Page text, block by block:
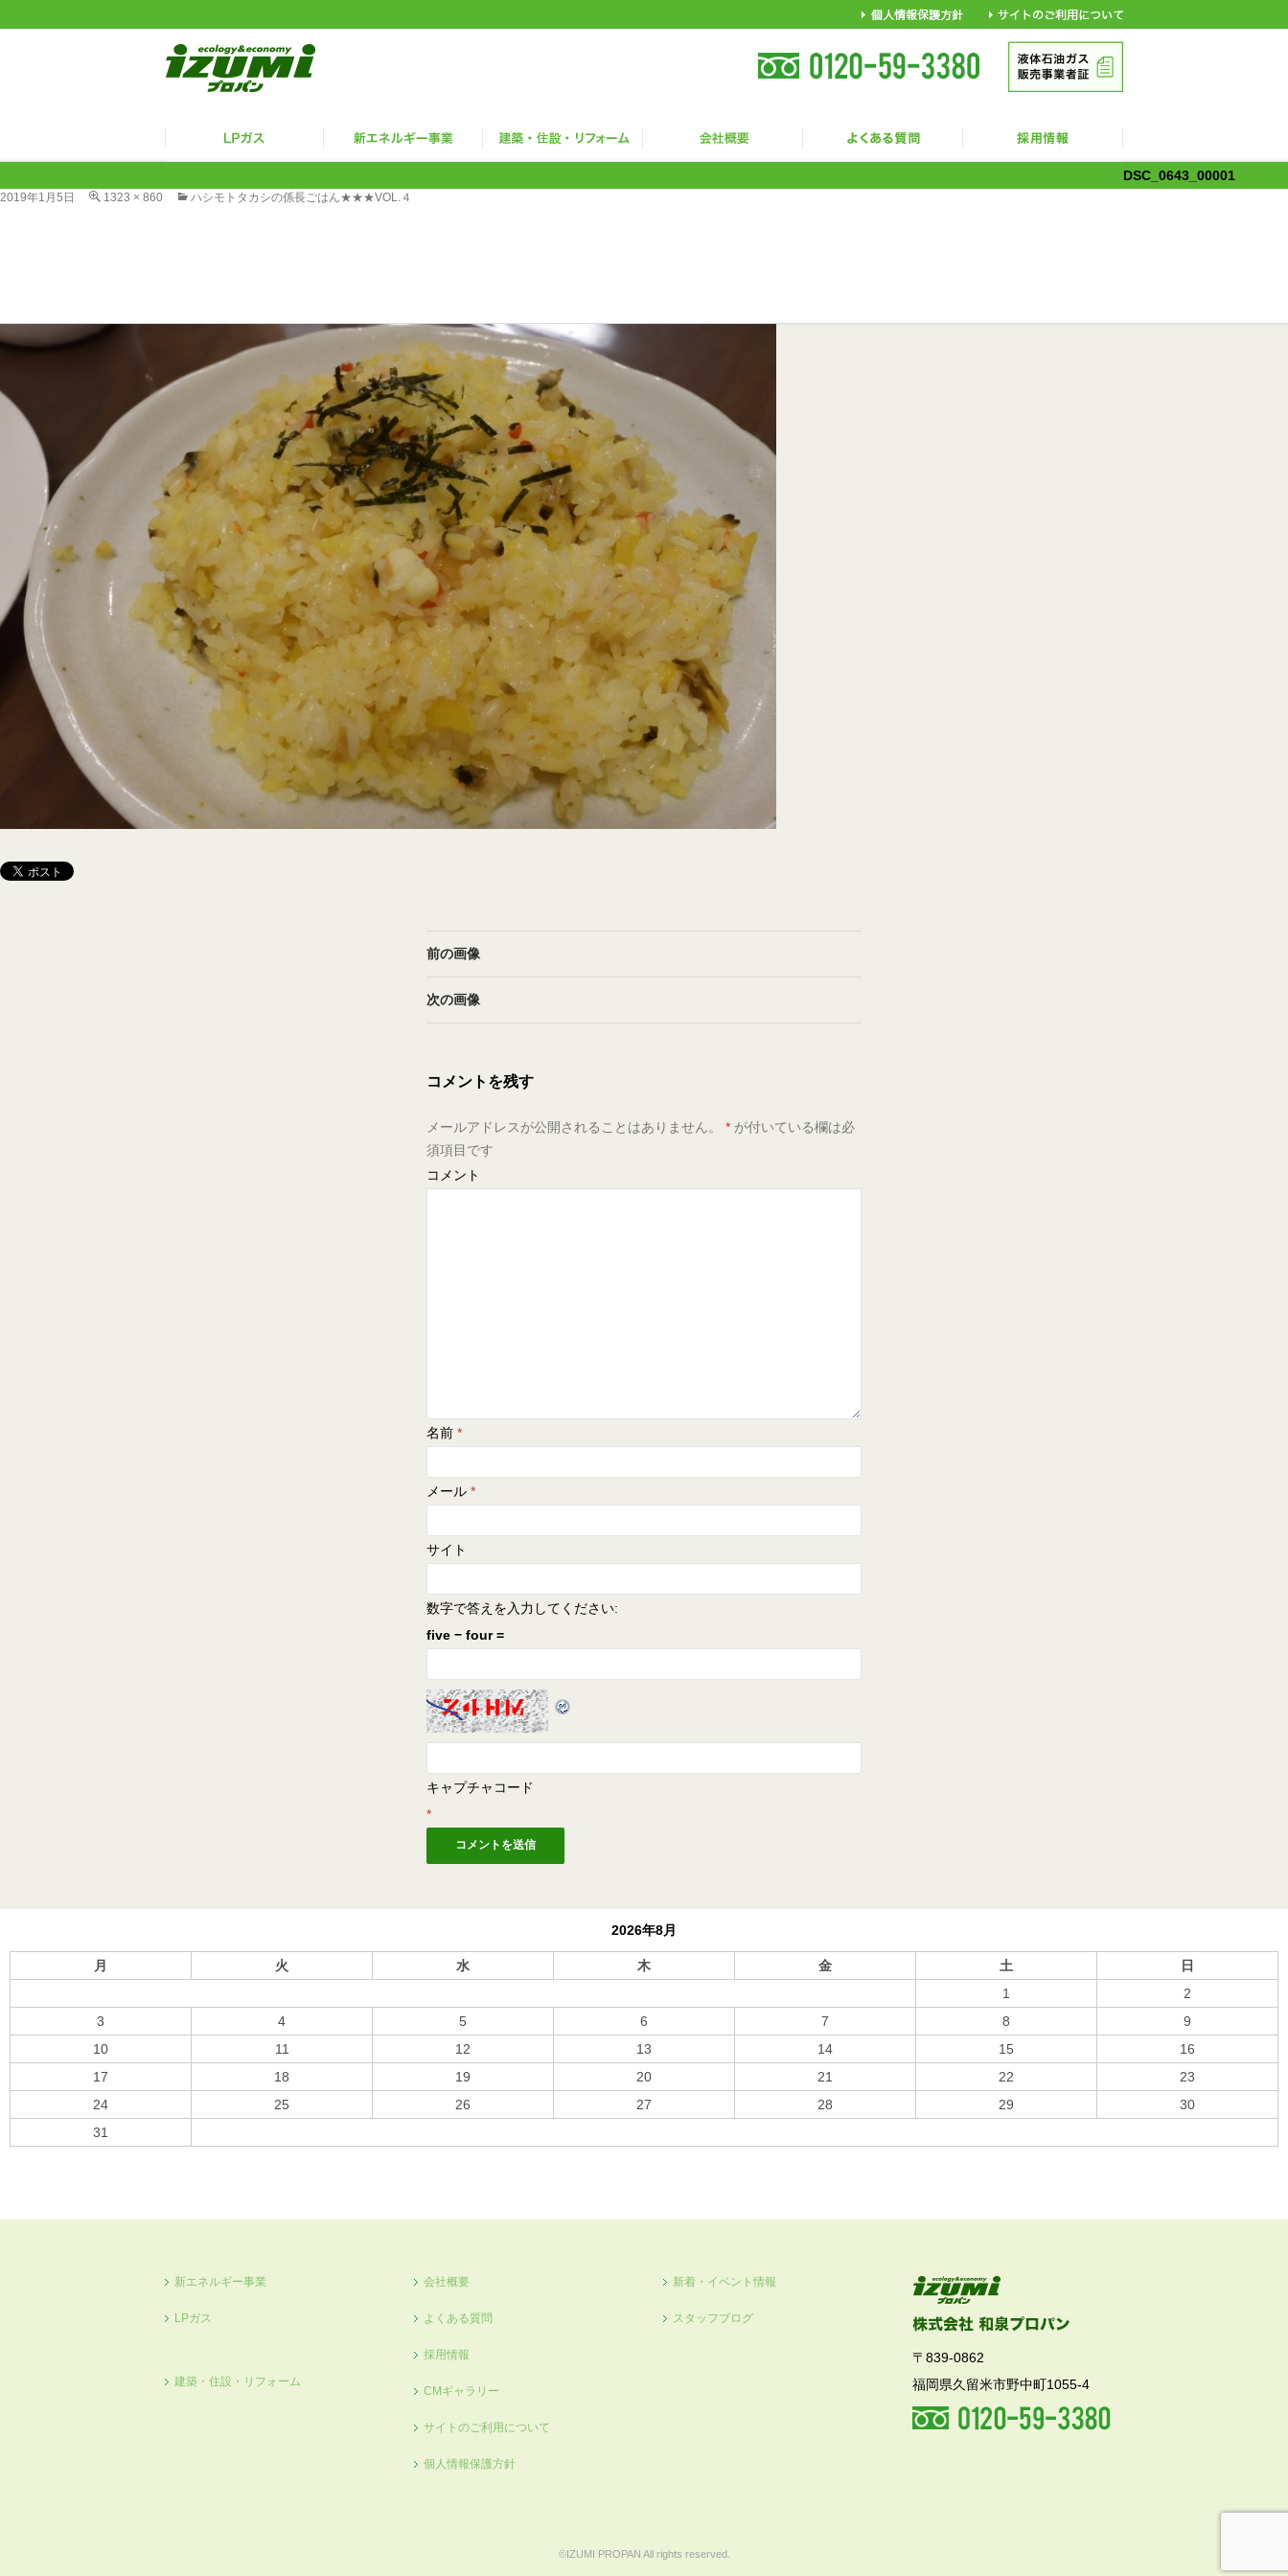
DSC_0643_00001
2019年1月5日 1323 × 860 ハシモトタカシの係長ごはん★★★VOL.４
前の画像
次の画像
コメントを残す
メールアドレスが公開されることはありません。 * が付いている欄は必
須項目です
コメント
名前 *
メール *
サイト
数字で答えを入力してください:
five − four =
キャプチャコード
*
2026年8月
月 火 水 木 金 土
日
1
2
3
4 5 6 7 8
9
10
11 12 13 14 15
16
17
18 19 20 21 22
23
24
25 26 27 28 29
30
31
新エネルギー事業
LPガス
建築・住設・リフォーム
会社概要
よくある質問
採用情報
CMギャラリー
サイトのご利用について
個人情報保護方針
新着・イベント情報
スタッフブログ
〒839-0862
福岡県久留米市野中町1055-4
©IZUMI PROPAN All rights reserved.